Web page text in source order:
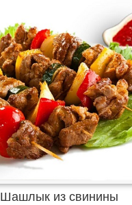
Шашлык из свинины